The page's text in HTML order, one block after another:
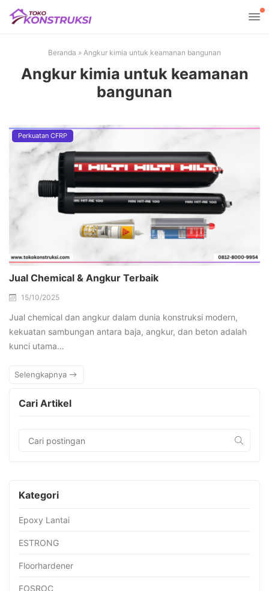
Beranda » Angkur kimia untuk keamanan bangunan
Angkur kimia untuk keamanan
bangunan
Perkuatan CFRP
Jual Chemical & Angkur Terbaik
15/10/2025
Jual chemical dan angkur dalam dunia konstruksi modern,
kekuatan sambungan antara baja, angkur, dan beton adalah
kunci utama…
Selengkapnya
Cari Artikel
Kategori
Epoxy Lantai
ESTRONG
Floorhardener
FOSROC